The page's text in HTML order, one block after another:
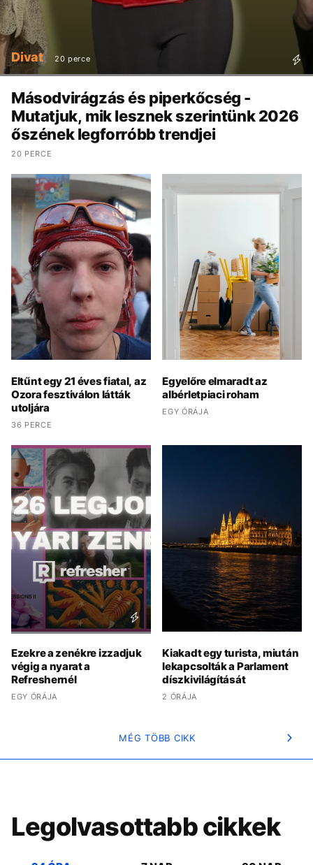
Divat 20 perce
Másodvirágzás és piperkőcség -
Mutatjuk, mik lesznek szerintünk 2026
őszének legforróbb trendjei
20 PERCE
Eltűnt egy 21 éves fiatal, az
Ozora fesztiválon látták
utoljára
36 PERCE
Egyelőre elmaradt az
albérletpiaci roham
EGY ÓRÁJA
Ezekre a zenékre izzadjuk
végig a nyarat a
Refreshernél
EGY ÓRÁJA
Kiakadt egy turista, miután
lekapcsolták a Parlament
díszkivilágítását
2 ÓRÁJA
MÉG TÖBB CIKK
Legolvasottabb cikkek